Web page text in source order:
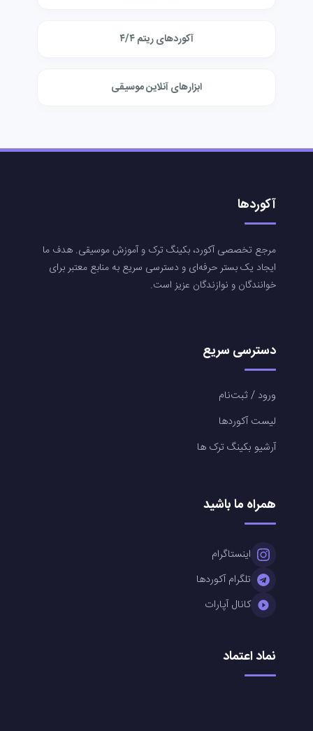
آکوردهای ریتم ۴/۴
ابزارهای آنلاین موسیقی
آکوردها
مرجع تخصصی آکورد، بکینگ ترک و آموزش موسیقی. هدف ما
ایجاد یک بستر حرفه‌ای و دسترسی سریع به منابع معتبر برای
خوانندگان و نوازندگان عزیز است.
دسترسی سریع
ورود / ثبت‌نام
لیست آکوردها
آرشیو بکینگ ترک ها
همراه ما باشید
اینستاگرام
تلگرام آکوردها
کانال آپارات
نماد اعتماد